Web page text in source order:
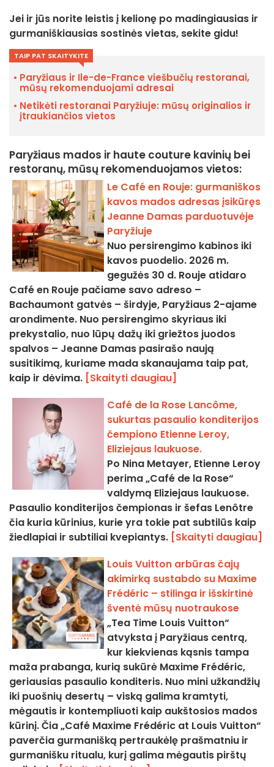
Jei ir jūs norite leistis į kelionę po madingiausias ir
gurmaniškiausias sostinės vietas, sekite gidu!
TAIP PAT SKAITYKITE
Paryžiaus ir Ile-de-France viešbučių restoranai,
mūsų rekomenduojami adresai
Netikėti restoranai Paryžiuje: mūsų originalios ir
įtraukiančios vietos
Paryžiaus mados ir haute couture kavinių bei
restoranų, mūsų rekomenduojamos vietos:
Le Café en Rouje: gurmaniškos
kavos mados adresas įsikūręs
Jeanne Damas parduotuvėje
Paryžiuje
Nuo persirengimo kabinos iki
kavos puodelio. 2026 m.
gegužės 30 d. Rouje atidaro
Café en Rouje pačiame savo adreso –
Bachaumont gatvės – širdyje, Paryžiaus 2-ajame
arondimente. Nuo persirengimo skyriaus iki
prekystalio, nuo lūpų dažų iki griežtos juodos
spalvos – Jeanne Damas pasirašo naują
susitikimą, kuriame mada skanaujama taip pat,
kaip ir dėvima. [Skaityti daugiau]
Café de la Rose Lancôme,
sukurtas pasaulio konditerijos
čempiono Etienne Leroy,
Eliziejaus laukuose.
Po Nina Metayer, Etienne Leroy
perima „Café de la Rose“
valdymą Eliziejaus laukuose.
Pasaulio konditerijos čempionas ir šefas Lenôtre
čia kuria kūrinius, kurie yra tokie pat subtilūs kaip
žiedlapiai ir subtiliai kvepiantys. [Skaityti daugiau]
Louis Vuitton arbūras čajų
akimirką sustabdo su Maxime
Frédéric – stilinga ir išskirtinė
šventė mūsų nuotraukose
„Tea Time Louis Vuitton“
atvyksta į Paryžiaus centrą,
kur kiekvienas kąsnis tampa
maža prabanga, kurią sukūrė Maxime Frédéric,
geriausias pasaulio konditeris. Nuo mini užkandžių
iki puošnių desertų – viską galima kramtyti,
mėgautis ir kontempliuoti kaip aukštosios mados
kūrinį. Čia „Café Maxime Frédéric at Louis Vuitton“
paverčia gurmanišką pertraukėlę prašmatniu ir
gurmanišku ritualu, kurį galima mėgautis pirštų